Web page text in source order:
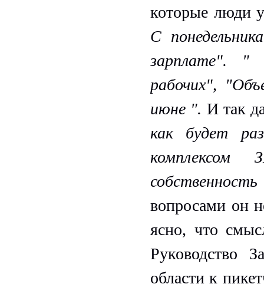
которые люди
С
зарплате". "
рабочих",
июне ". И так
как будет
вопросами он
ясно, что
Руководство
области к